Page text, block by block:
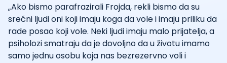
„Ako bismo parafrazirali Frojda, rekli bismo da su
srećni ljudi oni koji imaju koga da vole i imaju priliku da
rade posao koji vole. Neki ljudi imaju malo prijatelja, a
psiholozi smatraju da je dovoljno da u životu imamo
samo jednu osobu koja nas bezrezervno voli i